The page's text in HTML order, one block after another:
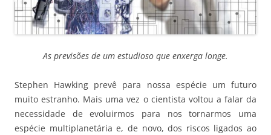
As previsões de um estudioso que enxerga longe.
Stephen Hawking prevê para nossa espécie um futuro
muito estranho. Mais uma vez o cientista voltou a falar da
necessidade de evoluirmos para nos tornarmos uma
espécie multiplanetária e, de novo, dos riscos ligados ao